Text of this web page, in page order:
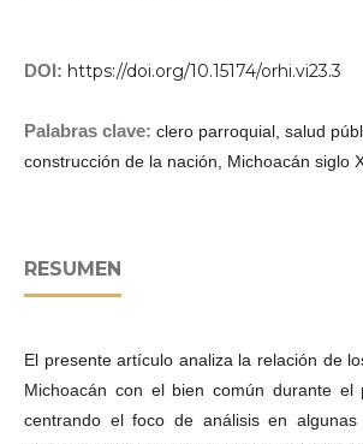
DOI: https://doi.org/10.15174/orhi.vi23.3
Palabras clave: clero parroquial, salud
construcción de la nación, Michoacán siglo
RESUMEN
El presente artículo analiza la relación de
Michoacán con el bien común durante el
centrando el foco de análisis en